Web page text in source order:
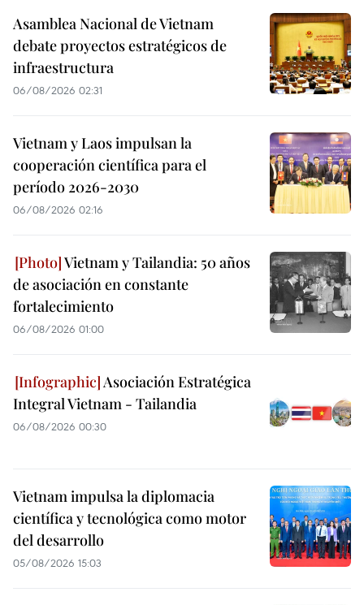
Asamblea Nacional de Vietnam
debate proyectos estratégicos de
infraestructura
06/08/2026 02:31
Vietnam y Laos impulsan la
cooperación científica para el
período 2026-2030
06/08/2026 02:16
Vietnam y Tailandia: 50 años
de asociación en constante
fortalecimiento
06/08/2026 01:00
Asociación Estratégica
Integral Vietnam - Tailandia
06/08/2026 00:30
Vietnam impulsa la diplomacia
científica y tecnológica como motor
del desarrollo
05/08/2026 15:03